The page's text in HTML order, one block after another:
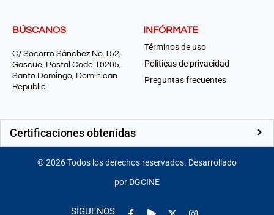
BÚSCANOS
C/ Socorro Sánchez No.152,
Gascue, Postal Code 10205,
Santo Domingo, Dominican
Republic
INFÓRMATE
Términos de uso
Políticas de privacidad
Preguntas frecuentes
Certificaciones obtenidas
©2026Todos los derechos reservados. Desarrollado
por DGCINE
SÍGUENOS
Facebook-
Play Instagram